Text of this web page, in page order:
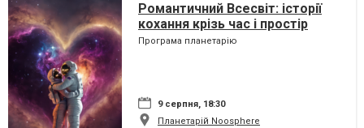
Романтичний Всесвіт: історії
кохання крізь час і простір
Програма планетарію
9 серпня, 18:30
Планетарій Noosphere